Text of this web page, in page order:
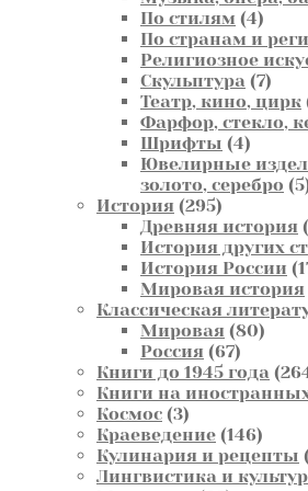
По стилям 44
По странам и
Религиозное
Скульптура 77
Театр, кино, цирк
Фарфор, стекло,
Шрифты 44
товара
Ювелирные
золото, серебро 5
История 295295
товаров
Древняя история
История других
История России
Мировая история
Классическая
Мировая 8080
Россия 6767
товаров
Книги до 1945 года
Книги на
Космос 33
товара
Краеведение 146146
Кулинария и рецепты
Лингвистика и